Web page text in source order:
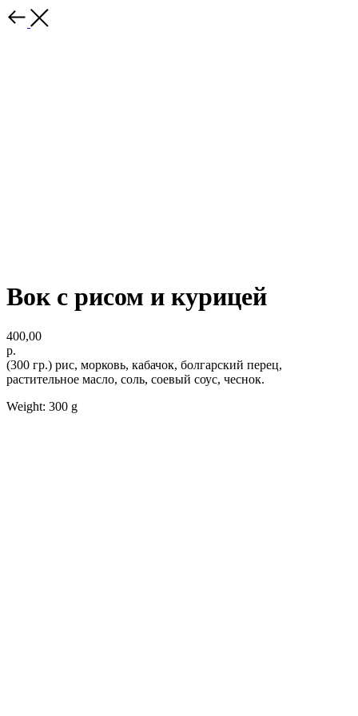
Вок с рисом и курицей
400,00
р.
(300 гр.) рис, морковь, кабачок, болгарский перец,
растительное масло, соль, соевый соус, чеснок.
Weight: 300 g